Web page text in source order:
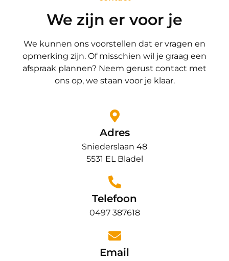
We zijn er voor je
We kunnen ons voorstellen dat er vragen en
opmerking zijn. Of misschien wil je graag een
afspraak plannen? Neem gerust contact met
ons op, we staan voor je klaar.
Adres
Sniederslaan 48
5531 EL Bladel
Telefoon
0497 387618
Email